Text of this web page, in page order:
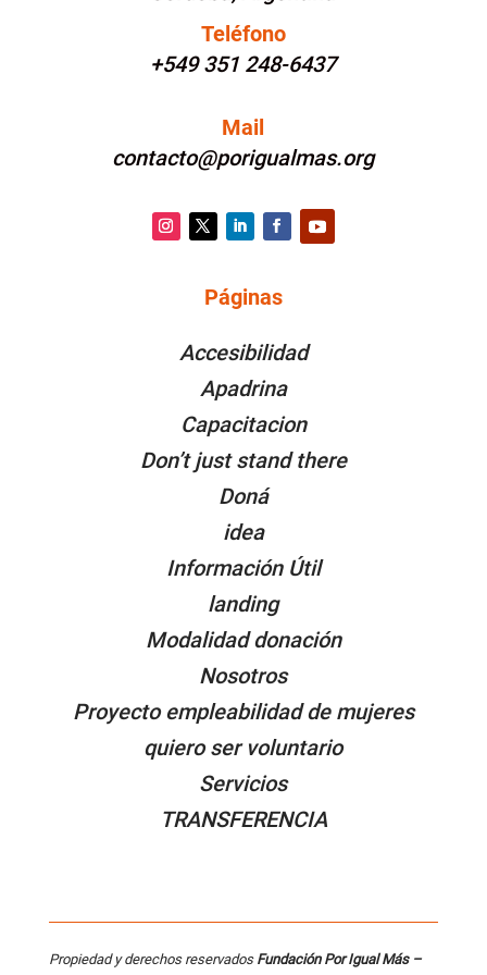
Teléfono
+549 351 248-6437
Mail
contacto@porigualmas.org
Facebook
Páginas
Accesibilidad
Apadrina
Capacitacion
Don’t just stand there
Doná
idea
Información Útil
landing
Modalidad donación
Nosotros
Proyecto empleabilidad de mujeres
quiero ser voluntario
Servicios
TRANSFERENCIA
Propiedad y derechos reservados Fundación Por Igual Más –